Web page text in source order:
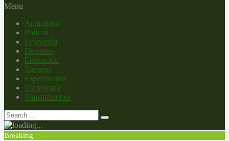
Menu
Actualidad
Policial
Economía
Deportes
Educación
Turismo
Espectáculos
Tecnología
Transmisiones
Breaking